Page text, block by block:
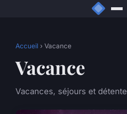
Accueil › Vacance
Vacance
Vacances, séjours et détente